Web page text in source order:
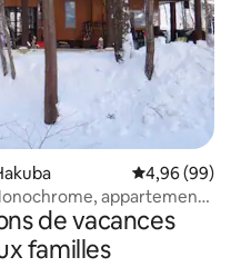
Évaluation
4,96 (99)
appartement
de vacances
familles